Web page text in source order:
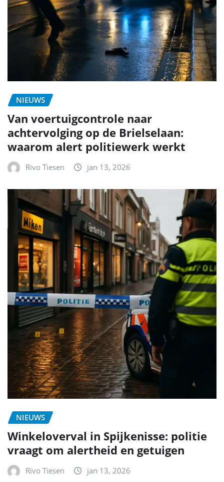
NIEUWS
Van voertuigcontrole naar
achtervolging op de Brielselaan:
waarom alert politiewerk werkt
Rivo Tiesen jan 13, 2026
NIEUWS
Winkeloverval in Spijkenisse: politie
vraagt om alertheid en getuigen
Rivo Tiesen jan 13, 2026